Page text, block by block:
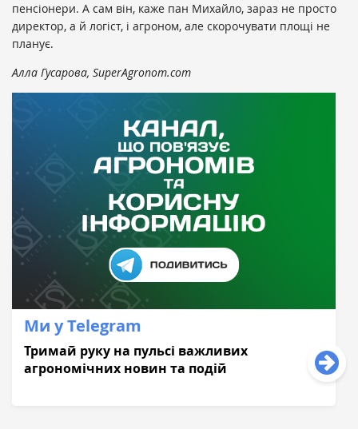
пенсіонери. А сам він, каже пан Михайло, зараз не просто
директор, а й логіст, і агроном, але скорочувати площі не
планує.
Алла Гусарова, SuperAgronom.com
Ми у Telegram
Тримай руку на пульсі важливих
агрономічних новин та подій